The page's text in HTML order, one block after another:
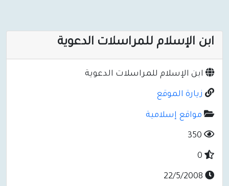
ابن الإسلام للمراسلات الدعوية
ابن الإسلام للمراسلات الدعوية
زيارة الموقع
مواقع إسلامية